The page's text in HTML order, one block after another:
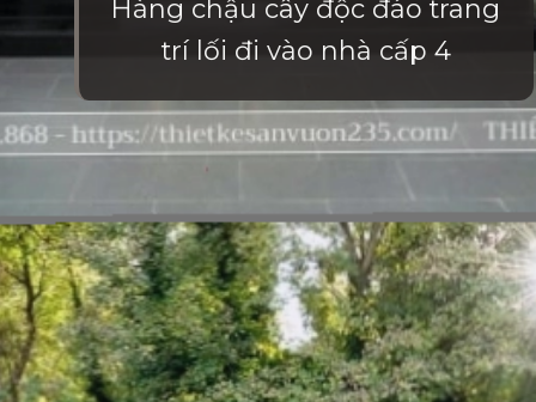
Hàng chậu cây độc đáo trang
trí lối đi vào nhà cấp 4
Đang mở https://vietnamxua.edu.vn/san-vuon-nho-truoc-nha-cap-4